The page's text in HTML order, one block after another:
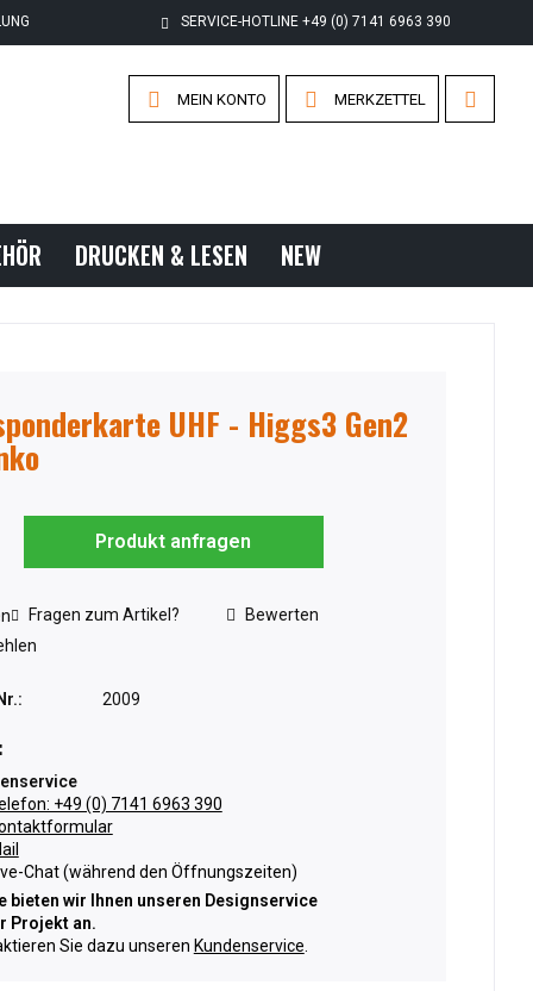
SERVICE-HOTLINE +49 (0) 7141 6963 390
MERKZETTEL
MEIN KONTO
DRUCKEN & LESEN NEW
UHF - Higgs3 Gen2
Produkt anfragen
Fragen zum Artikel?
Bewerten
2009
+49 (0) 7141 6963 390
Chat (während den Öffnungszeiten)
bieten wir Ihnen unseren Designservice
Projekt an.
Sie dazu unseren Kundenservice